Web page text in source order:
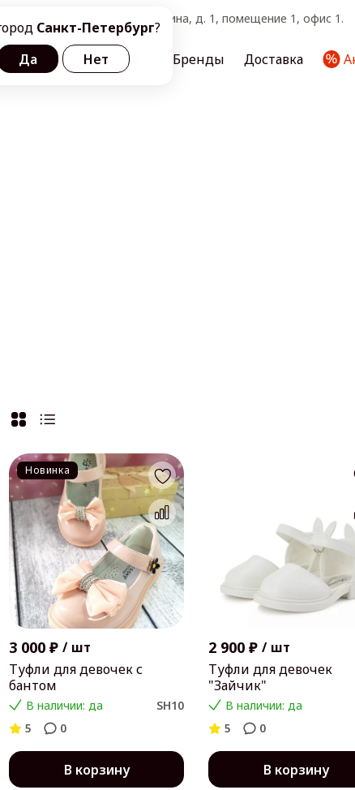
Санкт-Петербург?
Да
Нет
г. Санкт-Петербург, ул. Ленина, д. 1, помещение 1, офис 1.
О нас Услуги Бренды Доставка
Новинка
3 000 ₽ / шт
Туфли для девочек с
бантом
В наличии: да
SH10
5
0
В корзину
2 900 ₽ / шт
Туфли для девочек
"Зайчик"
В наличии: да
5
0
В корзину